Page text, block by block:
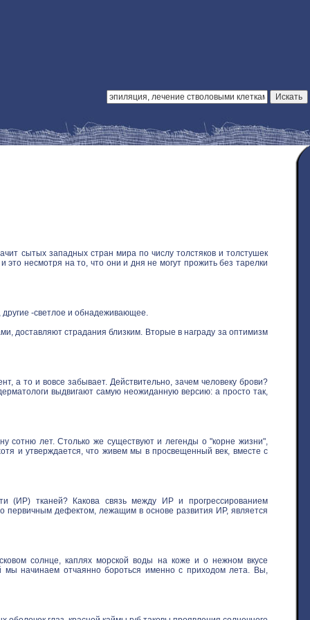
сытых западных стран мира по числу толстяков и толстушек
это несмотря на то, что они и дня не могут прожить без тарелки
другие -светлое и обнадеживающее.
доставляют страдания близким. Вторые в награду за оптимизм
а то и вовсе забывает. Действительно, зачем человеку брови?
выдвигают самую неожиданную версию: а просто так,
сотню лет. Столько же существуют и легенды о "корне жизни",
и утверждается, что живем мы в просвещенный век, вместе с
(ИР) тканей? Какова связь между ИР и прогрессированием
первичным дефектом, лежащим в основе развития ИР, является
солнце, каплях морской воды на коже и о нежном вкусе
мы начинаем отчаянно бороться именно с приходом лета. Вы,